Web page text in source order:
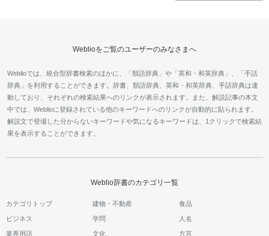
Weblioをご覧のユーザーのみなさまへ
Weblioでは、統合型辞書検索のほかに、「類語辞典」や「英和・和英辞典」、「手話
辞典」を利用することができます。辞書、類語辞典、英和・和英辞典、手話辞典は連
動しており、それぞれの検索結果へのリンクが表示されます。また、解説記事の本文
中では、Weblioに登録されている他のキーワードへのリンクが自動的に貼られます。
解説文で登場した分からないキーワードや気になるキーワードは、1クリックで検索結
果を表示することができます。
Weblio辞書のカテゴリ一覧
カテゴリトップ 建物・不動産 食品
ビジネス 学問 人名
業界用語 文化 方言